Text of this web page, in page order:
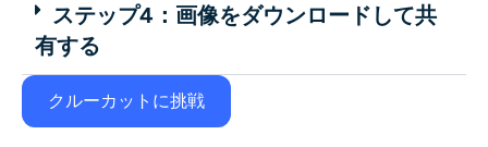
ステップ4：画像をダウンロードして共
有する
クルーカットに挑戦